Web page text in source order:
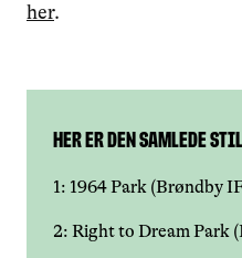
her.
Her er den samlede
1: 1964 Park (Brøndby
2: Right to Dream Park